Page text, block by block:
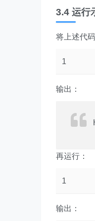
3.4 运行
将上述代
1
输出：
再运行：
1
输出：